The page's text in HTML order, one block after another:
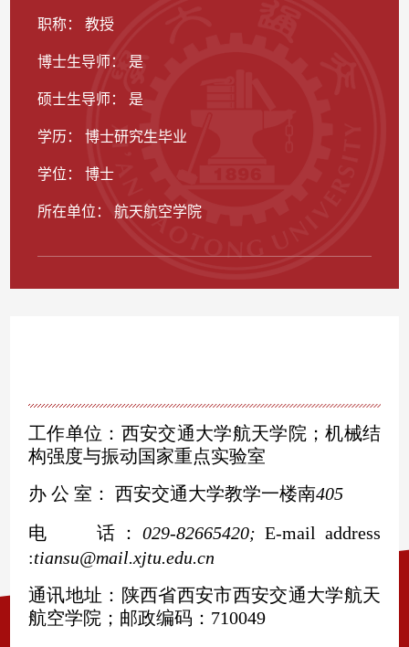
职称： 教授
博士生导师： 是
硕士生导师： 是
学历： 博士研究生毕业
学位： 博士
所在单位： 航天航空学院